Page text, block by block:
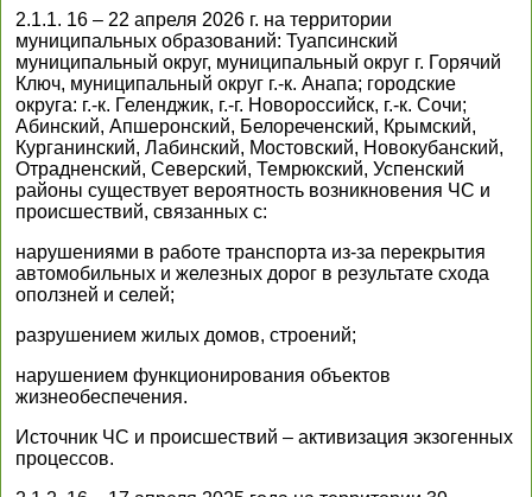
2.1.1. 16 – 22 апреля 2026 г. на территории
муниципальных образований: Туапсинский
муниципальный округ, муниципальный округ г. Горячий
Ключ, муниципальный округ г.-к. Анапа; городские
округа: г.-к. Геленджик, г.-г. Новороссийск, г.-к. Сочи;
Абинский, Апшеронский, Белореченский, Крымский,
Курганинский, Лабинский, Мостовский, Новокубанский,
Отрадненский, Северский, Темрюкский, Успенский
районы существует вероятность возникновения ЧС и
происшествий, связанных с:
нарушениями в работе транспорта из-за перекрытия
автомобильных и железных дорог в результате схода
оползней и селей;
разрушением жилых домов, строений;
нарушением функционирования объектов
жизнеобеспечения.
Источник ЧС и происшествий – активизация экзогенных
процессов.